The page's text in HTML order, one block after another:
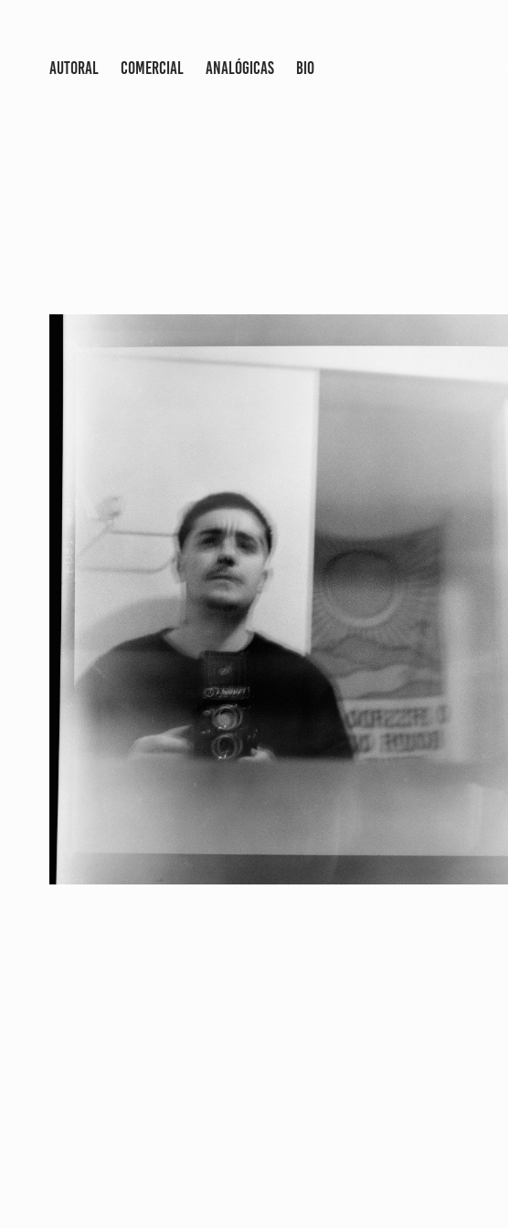
AUTORAL COMERCIAL ANALÓGICAS BIO